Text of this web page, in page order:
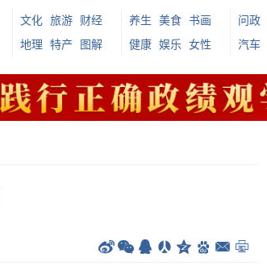
文化 旅游
财经
地理
特产 图解
养生 美食 书画
健康 娱乐 女性
问政
汽车